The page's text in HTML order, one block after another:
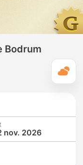
Bodrum
nov. 2026